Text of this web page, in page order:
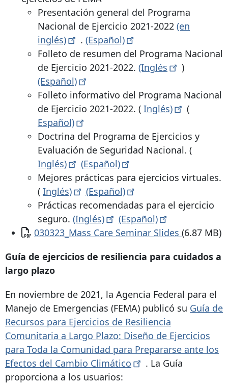
Presentación general del Programa
Nacional de Ejercicio 2021-2022 (en
inglés)
. (Español)
Folleto de resumen del Programa Nacional
de Ejercicio 2021-2022. (Inglés
)
(Español)
Folleto informativo del Programa Nacional
de Ejercicio 2021-2022. ( Inglés)
(
Español)
Doctrina del Programa de Ejercicios y
Evaluación de Seguridad Nacional. (
Inglés)
(Español)
Mejores prácticas para ejercicios virtuales.
( Inglés)
(Español)
Prácticas recomendadas para el ejercicio
seguro. (Inglés)
(Español)
Documento
030323_Mass Care Seminar Slides (6.87 MB)
Guía de ejercicios de resiliencia para cuidados a
largo plazo
En noviembre de 2021, la Agencia Federal para el
Manejo de Emergencias (FEMA) publicó su Guía de
Recursos para Ejercicios de Resiliencia
Comunitaria a Largo Plazo: Diseño de Ejercicios
para Toda la Comunidad para Prepararse ante los
Efectos del Cambio Climático
. La Guía
proporciona a los usuarios: